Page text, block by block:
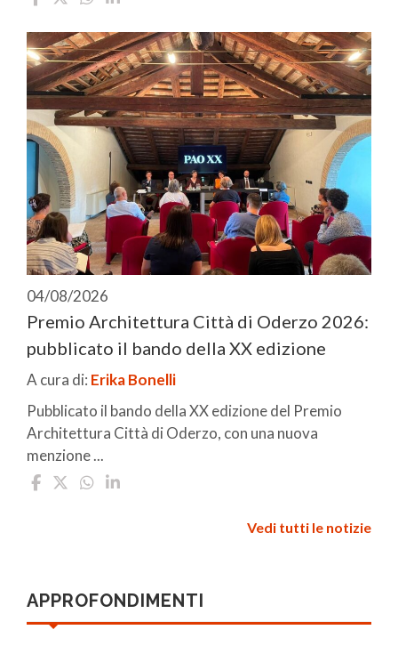
04/08/2026
Premio Architettura Città di Oderzo 2026:
pubblicato il bando della XX edizione
A cura di: Erika Bonelli
Pubblicato il bando della XX edizione del Premio
Architettura Città di Oderzo, con una nuova
menzione ...
Vedi tutti le notizie
APPROFONDIMENTI